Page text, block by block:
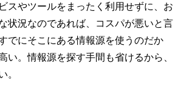
スやツールをまったく利用せずに、お
状況なのであれば、コスパが悪いと言
でにそこにある情報源を使うのだか
い。情報源を探す手間も省けるから、
。